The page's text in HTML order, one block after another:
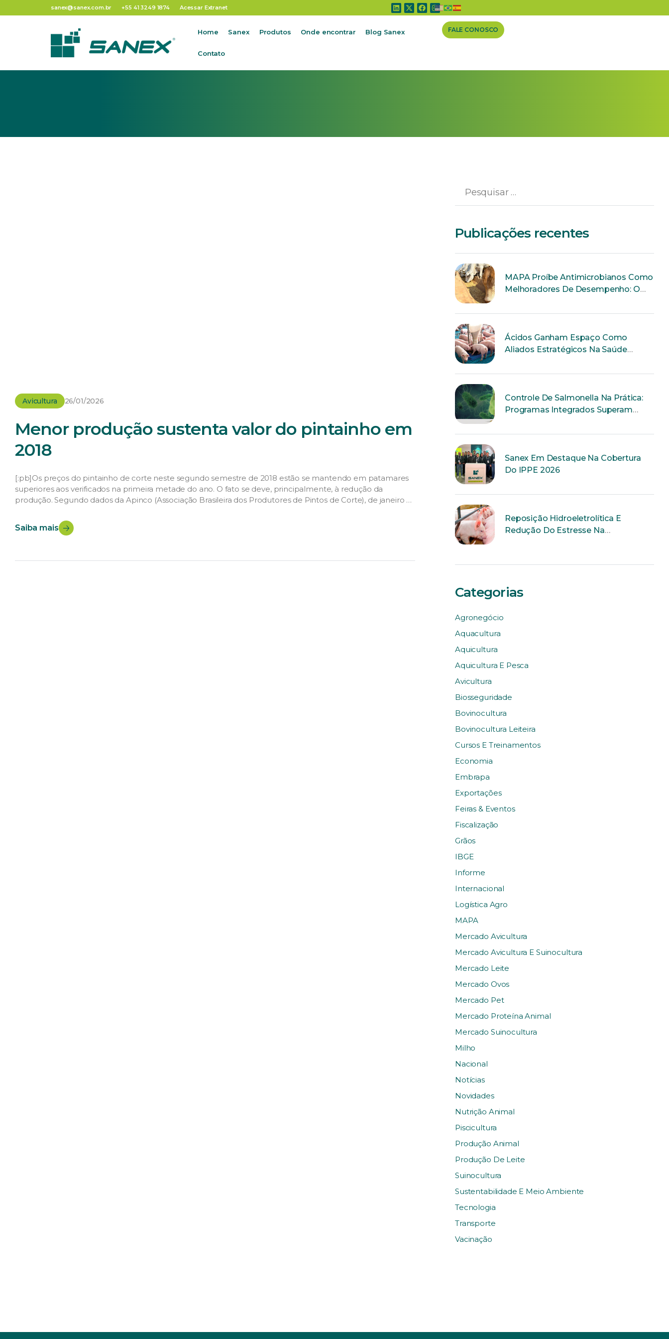
sanex@sanex.com.br +55 41 3249 1874 Acessar Extranet
Home Sanex Produtos Onde encontrar Blog Sanex
Contato
FALE CONOSCO
Tag:pintainho
Avicultura 26/01/2026
Menor produção sustenta valor do pintainho em
2018
[:pb]Os preços do pintainho de corte neste segundo semestre de 2018 estão se mantendo em patamares
superiores aos verificados na primeira metade do ano. O fato se deve, principalmente, à redução da
produção. Segundo dados da Apinco (Associação Brasileira dos Produtores de Pintos de Corte), de janeiro a
menorque o do mesmo […]
Saiba mais
Publicações recentes
MAPA Proíbe Antimicrobianos Como
Melhoradores De Desempenho: O
Ácidos Ganham Espaço Como
Aliados Estratégicos Na Saúde
Controle De Salmonella Na Prática:
Programas Integrados Superam
Sanex Em Destaque Na Cobertura
Do IPPE 2026
Reposição Hidroeletrolítica E
Redução Do Estresse Na
Categorias
Agronegócio
Aquacultura
Aquicultura
Aquicultura E Pesca
Avicultura
Biosseguridade
Bovinocultura
Bovinocultura Leiteira
Cursos E Treinamentos
Economia
Embrapa
Exportações
Feiras & Eventos
Fiscalização
Grãos
IBGE
Informe
Internacional
Logística Agro
MAPA
Mercado Avicultura
Mercado Avicultura E Suinocultura
Mercado Leite
Mercado Ovos
Mercado Pet
Mercado Proteína Animal
Mercado Suinocultura
Milho
Nacional
Notícias
Novidades
Nutrição Animal
Piscicultura
Produção Animal
Produção De Leite
Suinocultura
Sustentabilidade E Meio Ambiente
Tecnologia
Transporte
Vacinação